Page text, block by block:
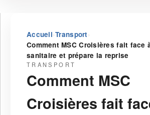
Accueil›Transport ›
Comment MSC Croisières fait face
sanitaire et prépare la reprise
TRANSPORT
Comment MSC
Croisières fait